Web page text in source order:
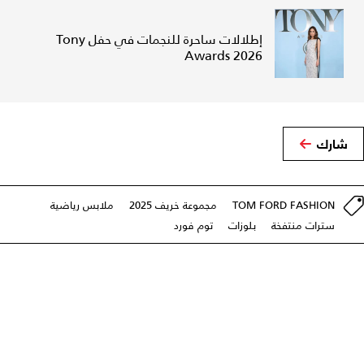
إطلالات ساحرة للنجمات في حفل Tony
Awards 2026
شارك
TOM FORD FASHION مجموعة خريف 2025
ملابس رياضية
سترات منتفخة
بلوزات توم فورد